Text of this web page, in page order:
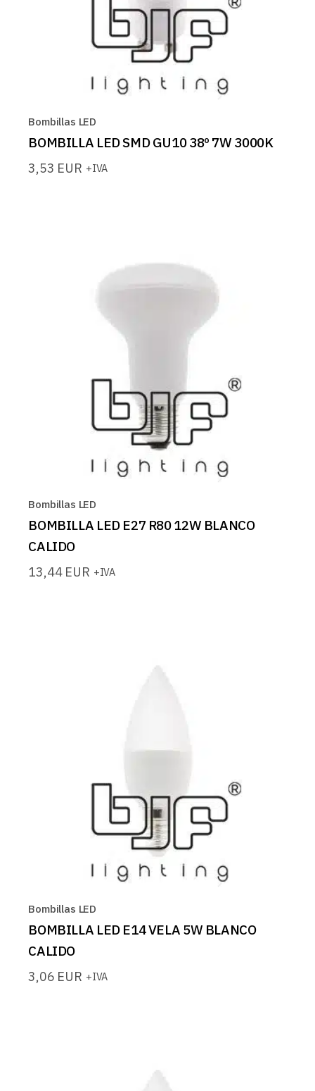
Bombillas LED
BOMBILLA LED SMD GU10 38º 7W 3000K
3,53 EUR +IVA
Bombillas LED
BOMBILLA LED E27 R80 12W BLANCO
CALIDO
13,44 EUR +IVA
Bombillas LED
BOMBILLA LED E14 VELA 5W BLANCO
CALIDO
3,06 EUR +IVA